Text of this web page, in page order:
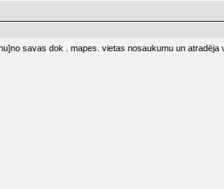
savas dok . mapes. vietas nosaukumu un atradēja